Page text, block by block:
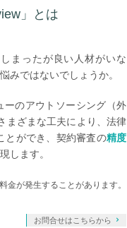
」とは
まったが良い人材がいな
みではないでしょうか。
ーのアウトソーシング（外
まざまな工夫により、法律
とができ、契約審査の精度
します。
金が発生することがあります。
お問合せはこちらから